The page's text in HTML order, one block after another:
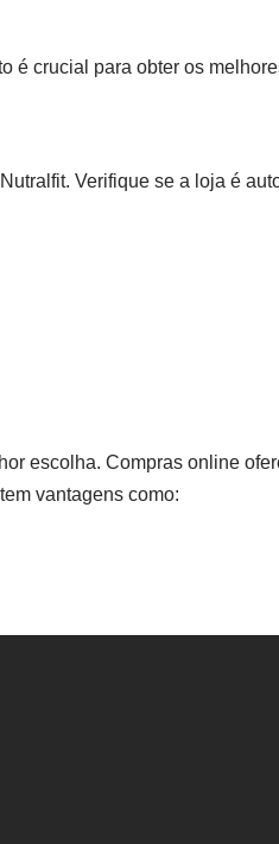
é crucial para obter os
Verifique se a loja é
escolha. Compras online
vantagens como: